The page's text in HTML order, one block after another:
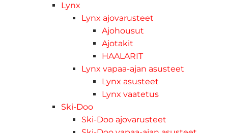
Lynx
Lynx ajovarusteet
Ajohousut
Ajotakit
HAALARIT
Lynx vapaa-ajan asusteet
Lynx asusteet
Lynx vaatetus
Ski-Doo
Ski-Doo ajovarusteet